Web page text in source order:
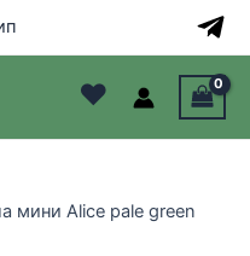
♥
мини Alice pale green